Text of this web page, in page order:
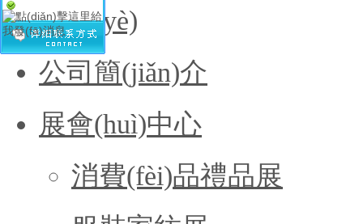
首頁(yè)
公司簡(jiǎn)介
展會(huì)中心
消費(fèi)品禮品展